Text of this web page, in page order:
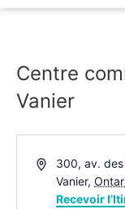
Centre
Vanier
Adresse300, av. des
Vanier,
Recevoir